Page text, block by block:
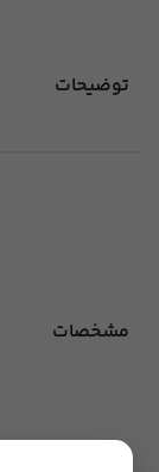
توضیحات
مشخصات